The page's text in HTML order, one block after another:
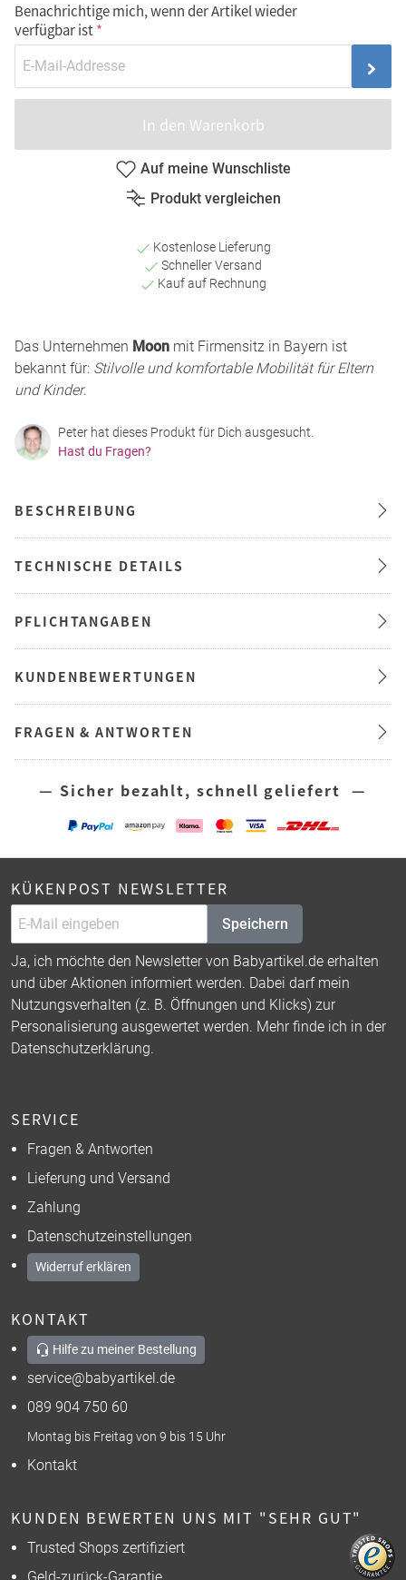
Benachrichtige mich, wenn der Artikel wieder
verfügbar ist
In den Warenkorb
Auf meine Wunschliste
Produkt vergleichen
Kostenlose Lieferung
Schneller Versand
Kauf auf Rechnung
Das Unternehmen Moon mit Firmensitz in Bayern ist
bekannt für: Stilvolle und komfortable Mobilität für Eltern
und Kinder.
Peter hat dieses Produkt für Dich ausgesucht.
Hast du Fragen?
BESCHREIBUNG
TECHNISCHE DETAILS
PFLICHTANGABEN
KUNDENBEWERTUNGEN
FRAGEN & ANTWORTEN
— Sicher bezahlt, schnell geliefert —
KÜKENPOST NEWSLETTER
Speichern
Ja, ich möchte den Newsletter von Babyartikel.de erhalten
und über Aktionen informiert werden. Dabei darf mein
Nutzungsverhalten (z. B. Öffnungen und Klicks) zur
Personalisierung ausgewertet werden. Mehr finde ich in der
Datenschutzerklärung.
SERVICE
Fragen & Antworten
Lieferung und Versand
Zahlung
Datenschutzeinstellungen
Widerruf erklären
KONTAKT
Hilfe zu meiner Bestellung
service@babyartikel.de
089 904 750 60
Montag bis Freitag von 9 bis 15 Uhr
Kontakt
KUNDEN BEWERTEN UNS MIT "SEHR GUT"
Trusted Shops zertifiziert